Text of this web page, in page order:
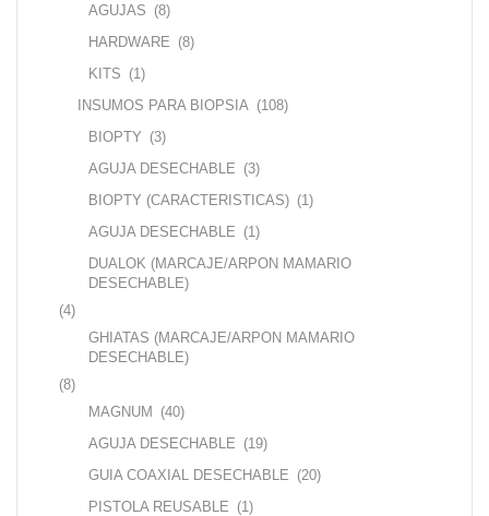
AGUJAS (8)
HARDWARE (8)
KITS (1)
INSUMOS PARA BIOPSIA (108)
BIOPTY (3)
AGUJA DESECHABLE (3)
BIOPTY (CARACTERISTICAS) (1)
AGUJA DESECHABLE (1)
DUALOK (MARCAJE/ARPON MAMARIO
DESECHABLE)
(4)
GHIATAS (MARCAJE/ARPON MAMARIO
DESECHABLE)
(8)
MAGNUM (40)
AGUJA DESECHABLE (19)
GUIA COAXIAL DESECHABLE (20)
PISTOLA REUSABLE (1)